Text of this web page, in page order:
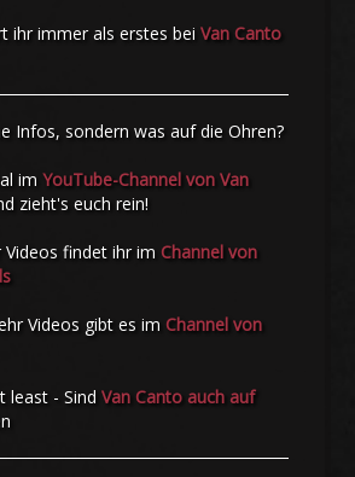
ihr immer als erstes bei Van Canto
Infos, sondern was auf die Ohren?
im YouTube-Channel von Van
zieht's euch rein!
findet ihr im Channel von
Videos gibt es im Channel von
least - Sind Van Canto auch auf